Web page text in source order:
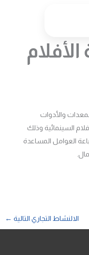
والأدوات
السينمائية وذلك
العوامل المساعدة
الالنشاط التجاري التالية ←